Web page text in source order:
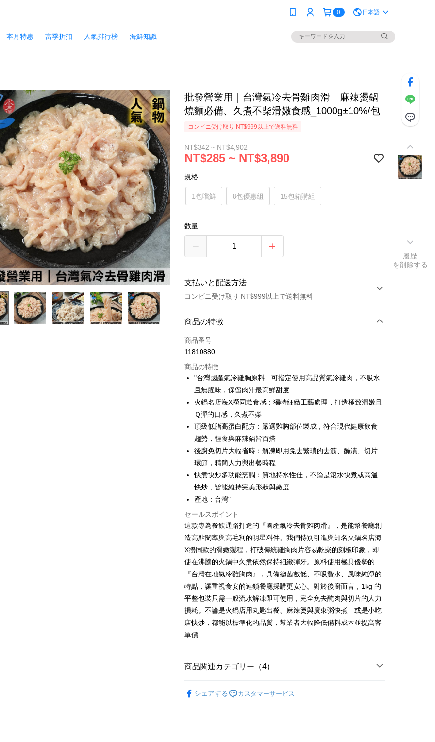
0 日本語
本月特惠 當季折扣 人氣排行榜 海鮮知識
批發營業用｜台灣氣冷去骨雞肉滑｜麻辣燙鍋
燒麵必備、久煮不柴滑嫩食感_1000g±10%/包
コンビニ受け取り NT$999以上で送料無料
NT$342 ~ NT$4,902
NT$285 ~ NT$3,890
規格
1包嚐鮮 8包優惠組 15包箱購組
数量
支払いと配送方法
コンビニ受け取り NT$999以上で送料無料
お支払い方法
クレジットカード1回払い
クレジットカード分割払い
3回払い、金利0、毎回
合作金庫商業銀行
華南商業銀行
彰化商業銀行
上海商業儲蓄銀行
台北富邦商業銀行
国泰世華商業銀行
台湾中小企業銀行
台中商業銀行
HSBC(台湾)商業銀行
聯邦商業銀行
遠東国際商業銀行
元大商業銀行
台新國際商業銀行
中国信託商業銀行
台湾楽天クレジットカード会社
6回払い、金利0、毎回NT$47
合作金庫商業銀行
第一商業銀行
華南商業銀行
上海商業儲蓄銀行
台北富邦商業銀行
国泰世華商業銀行
兆豐國際商業銀行
台湾中小企業銀行
HSBC(台湾)商業銀行
華泰商業銀行
聯邦商業銀行
元大商業銀行
永豐商業銀行
玉山商業銀行
台湾楽天クレジットカード会社
LINE Pay
Apple Pay
JKOPAY
Easy Wallet
Google Pay
代金引換
配送方法
冷凍7-11取貨(快速到店，到貨後4天內需取貨)
配送毎にNT$150、NT$999以上で送料無料
冷凍宅配-抗凍紙箱裝(可備註改保麗龍箱)
冷凍貨到付款
配送毎にNT$180、NT$999以上で送料無料
商品の特徴
商品番号
11810880
商品の特徴
"台灣國產氣冷雞胸原料：可指定使用高品質氣冷雞肉，不吸水
且無腥味，保留肉汁最高鮮甜度
火鍋名店海X撈同款食感：獨特細緻工藝處理，打造極致滑嫩且
Ｑ彈的口感，久煮不柴
頂級低脂高蛋白配方：嚴選雞胸部位製成，符合現代健康飲食
趨勢，輕食與麻辣鍋皆百搭
後廚免切片大幅省時：解凍即用免去繁瑣的去筋、醃漬、切片
環節，精簡人力與出餐時程
快煮快炒多功能烹調：質地持水性佳，不論是滾水快煮或高溫
快炒，皆能維持完美形狀與嫩度
產地：台灣"
セールスポイント
這款專為餐飲通路打造的『國產氣冷去骨雞肉滑』，是能幫餐廳創
造高點閱率與高毛利的明星料件。我們特別引進與知名火鍋名店海
X撈同款的滑嫩製程，打破傳統雞胸肉片容易乾柴的刻板印象，即
使在沸騰的火鍋中久煮依然保持細緻彈牙。原料使用極具優勢的
『台灣在地氣冷雞胸肉』，具備總菌數低、不吸贅水、風味純淨的
特點，讓重視食安的連鎖餐廳採購更安心。對於後廚而言，1kg 的
平整包裝只需一般流水解凍即可使用，完全免去醃肉與切片的人力
損耗。不論是火鍋店用丸匙出餐、麻辣燙與廣東粥快煮，或是小吃
店快炒，都能以標準化的品質，幫業者大幅降低備料成本並提高客
單價
商品関連カテゴリー（4）
シェアする カスタマーサービス
履歴
を削除する